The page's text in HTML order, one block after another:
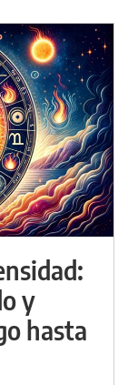
y
hasta